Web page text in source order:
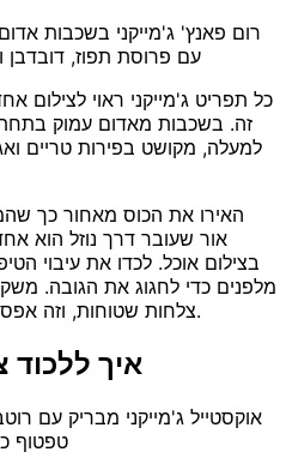
רום פאנץ' ג'מייקני בשכבות
עם פרוסת תפוז, דובדבן
כל תפריט ג'מייקני ראוי לצילום
זה. בשכבות מאדום עמוק
למעלה, מקושט בפירות טריים
האירו את הכוס מאחור כך
אור שעובר דרך נוזל הוא
בצילום אוכל. לכדו את עיבוי
מלפנים כדי לחגוג את הגובה.
צלחות שטוחות, וזה.
איך ללכוד
אוקסטייל ג'מייקני מבריק עם
טפטוף